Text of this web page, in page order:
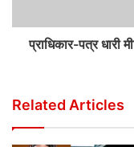
प्राधिकार-पत्र धारी
Related Articles